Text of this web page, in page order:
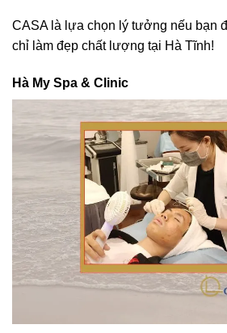
CASA là lựa chọn lý tưởng nếu bạn
chỉ làm đẹp chất lượng tại Hà Tĩnh!
Hà My Spa & Clinic